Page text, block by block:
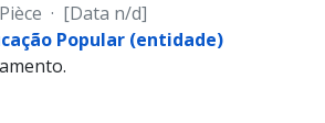
Pièce · [Data n/d]
Popular (entidade)